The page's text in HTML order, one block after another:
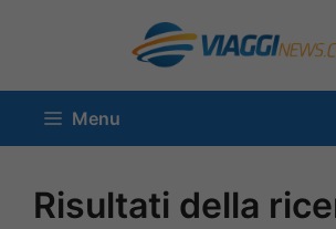
contenuto
Menu
Risultati della